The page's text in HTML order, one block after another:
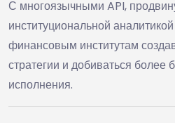
С многоязычными API,
институциональной аналитикой
финансовым институтам
стратегии и добиваться более
исполнения.